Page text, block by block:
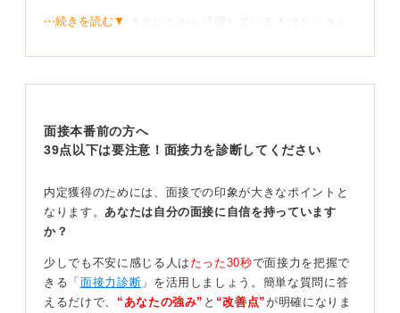
症状とうまく付き合いながら活躍している人はたくさん
ていくことが何よりも大切です。
夫を取り入れましょう。
い範囲で活動を継続していくことが、長期的な成功への
鍵です。
場合によっては人事担当者への相談や専門家への相
談を考えてみて！
⋯続きを読む▼
面接本番前の方へ
39点以下は要注意！面接力を診断してください
内定獲得のためには、面接での印象が大きなポイントと
なります。 あなたは自分の面接に自信を持っています
か？
少しでも不安に感じる人は たった30秒で面接力を把握で
きる「 面接力診断 」を活用しましょう。簡単な質問に答
えるだけで、 “あなたの強み” と “改善点”が明確になりま